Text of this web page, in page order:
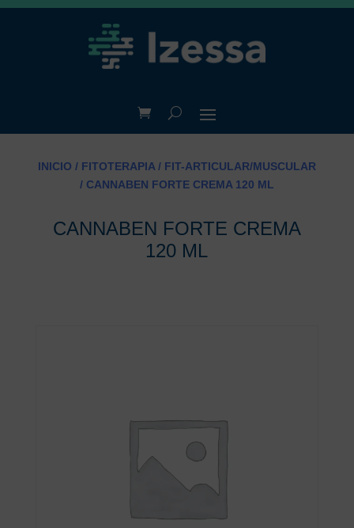
INICIO / FITOTERAPIA/ FIT-ARTICULAR/MUSCULAR
/ CANNABEN FORTE CREMA 120 ML
CANNABEN FORTE CREMA
120 ML